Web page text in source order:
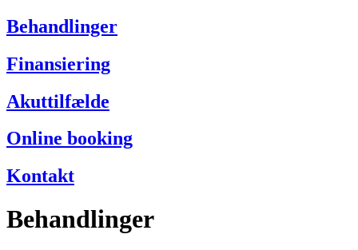
Behandlinger
Finansiering
Akuttilfælde
Online booking
Kontakt
Behandlinger